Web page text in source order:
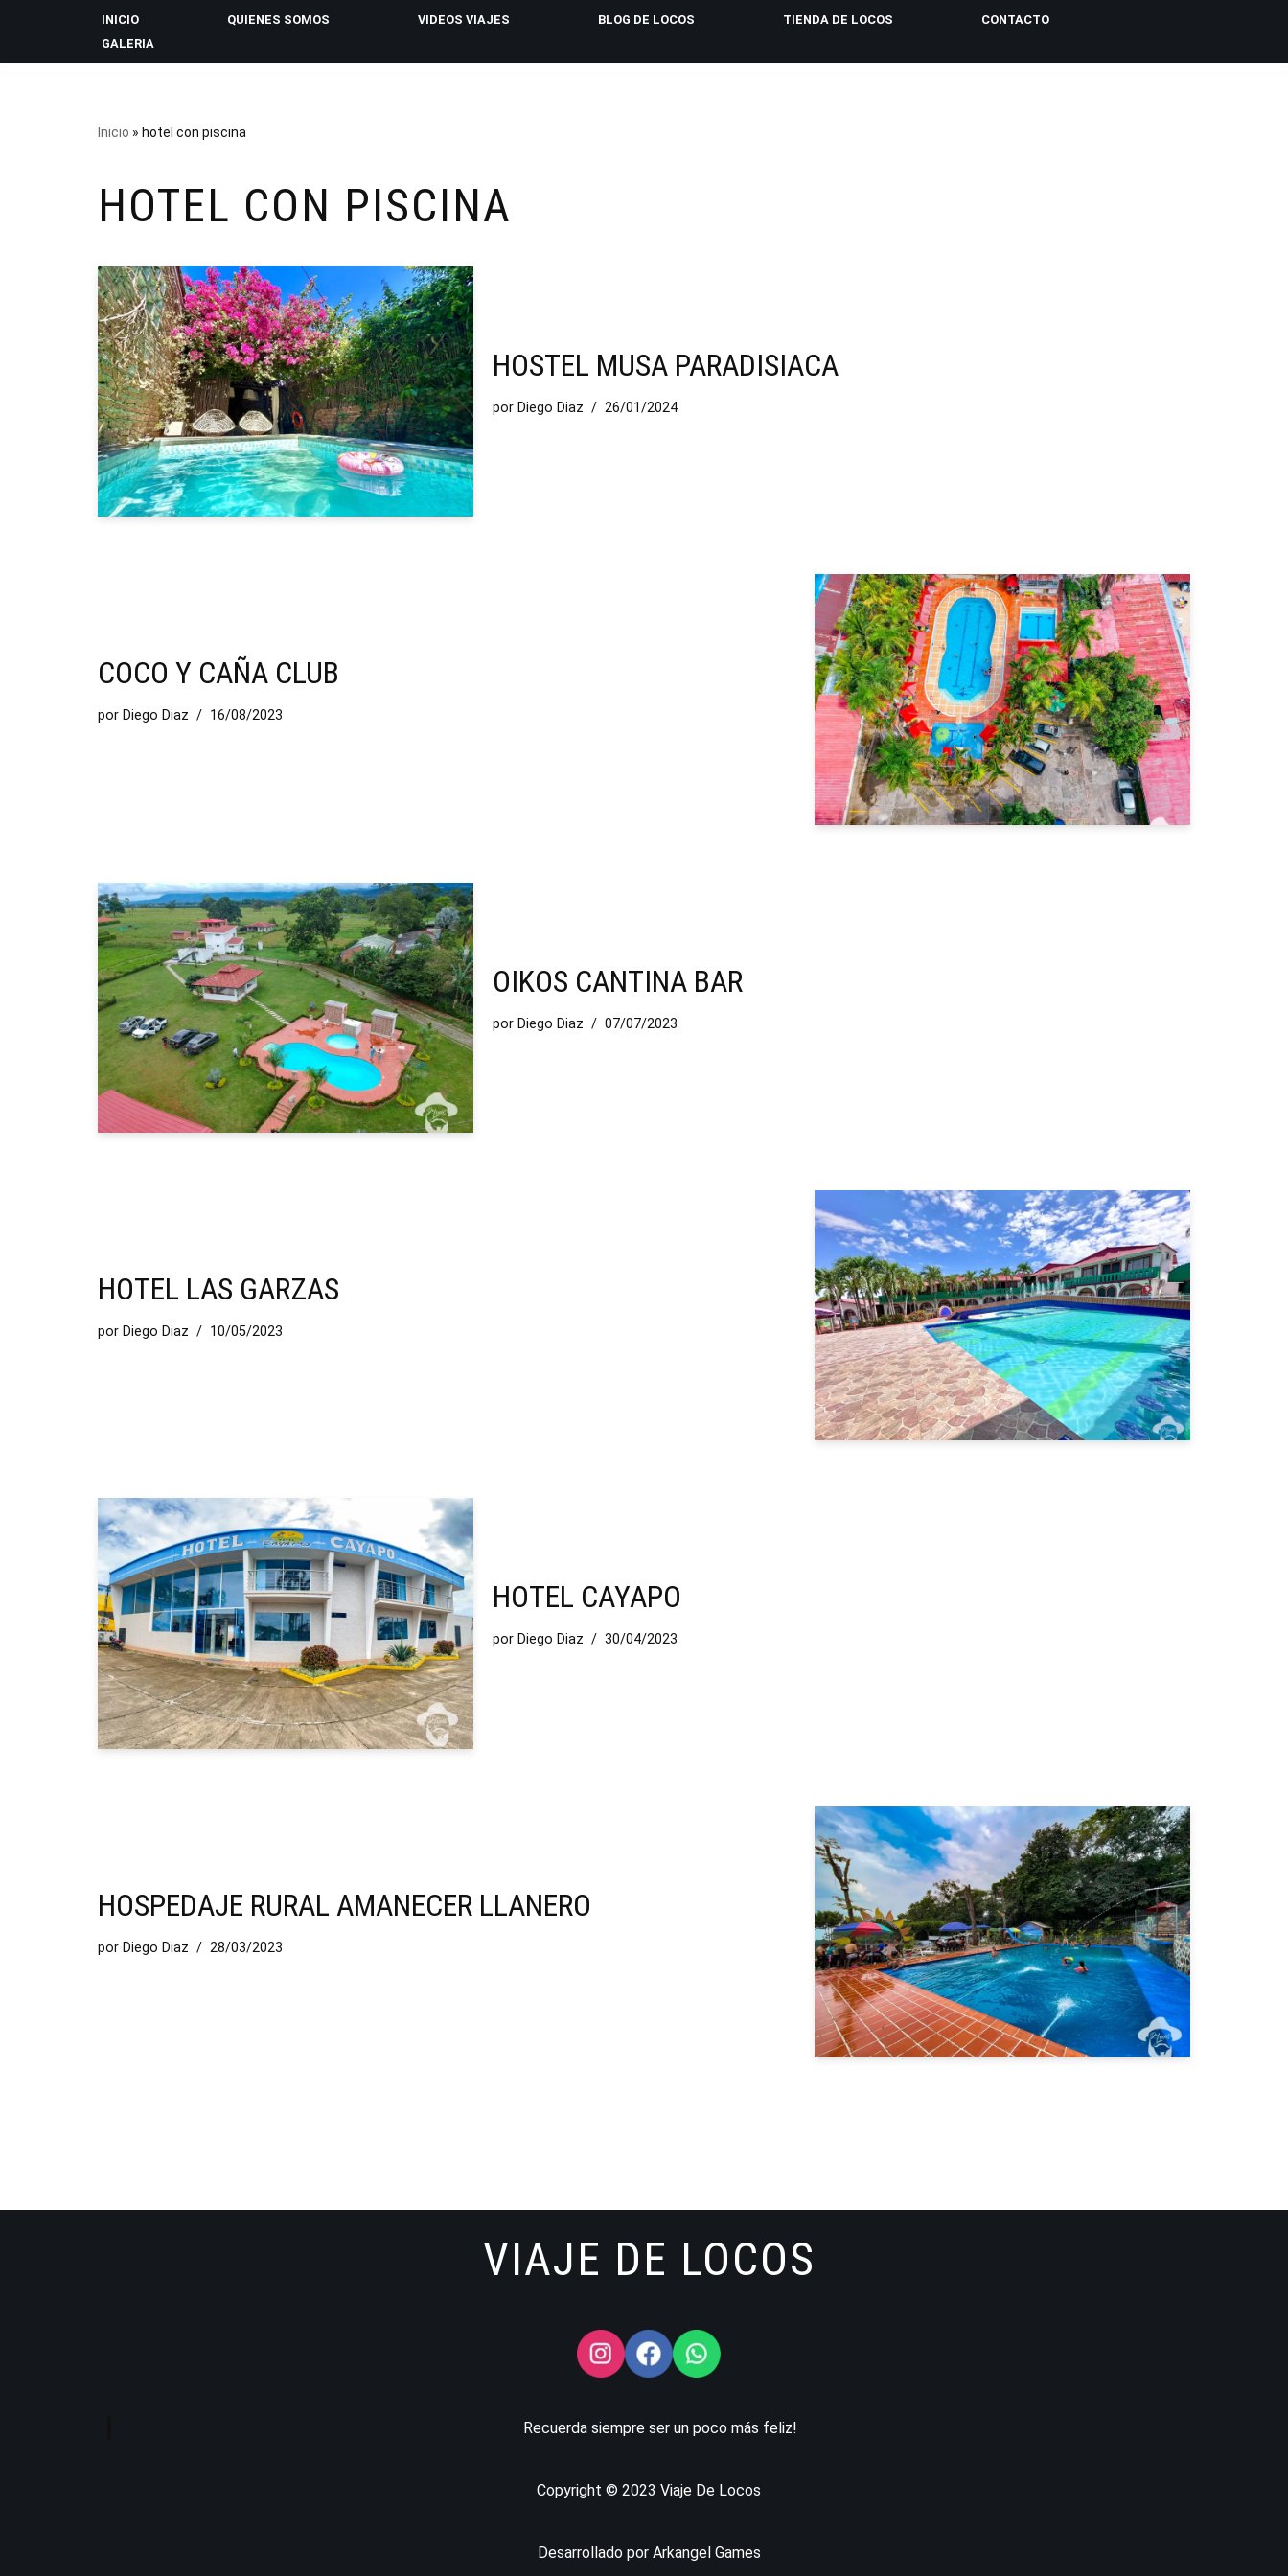
INICIO QUIENES SOMOS VIDEOS VIAJES BLOG DE LOCOS TIENDA DE LOCOS
CONTACTO
GALERIA
Inicio » hotel con piscina
HOTEL CON PISCINA
HOSTEL MUSA PARADISIACA
por Diego Diaz 26/01/2024
COCO Y CAÑA CLUB
por Diego Diaz 16/08/2023
OIKOS CANTINA BAR
por Diego Diaz 07/07/2023
HOTEL LAS GARZAS
por Diego Diaz 10/05/2023
HOTEL CAYAPO
por Diego Diaz 30/04/2023
HOSPEDAJE RURAL AMANECER LLANERO
por Diego Diaz 28/03/2023
VIAJE DE LOCOS
Recuerda siempre ser un poco más feliz!
Copyright © 2023 Viaje De Locos
Desarrollado por Arkangel Games